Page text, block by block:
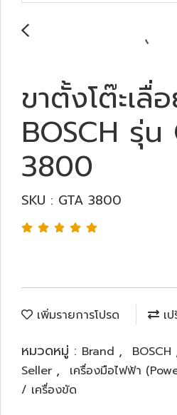
ขาตั้งโต๊ะเลื่
BOSCH รุ่น
3800
SKU : GTA 3800
เพิ่มรายการโปรด เ
หมวดหมู่ : Brand , BOSCH
Seller , เครื่องมือไฟฟ้า
/ เครื่องขัด